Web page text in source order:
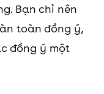
Bạn chỉ nên
toàn đồng ý,
đồng ý một